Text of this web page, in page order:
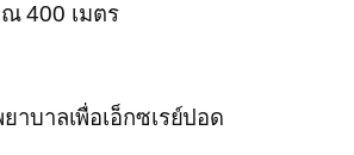
400 เมตร
าบาลเพื่อเอ็กซเรย์ปอด